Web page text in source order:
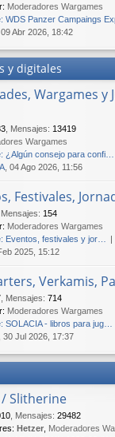
Moderadores Wargames
WDS Panzer Campaings
, 09 Abr 2026, 18:42
y digitales
Wargames y
Mensajes: 13419
Wargames
¿Algún consejo para confi…
, 04 Ago 2026, 11:56
Festivales,
Mensajes: 154
Moderadores Wargames
Eventos, festivales y jor…
2025, 15:12
Verkamis,
Mensajes: 714
Moderadores Wargames
SOLACIA - libros para jug…
, 30 Jul 2026, 17:37
Slitherine
Mensajes: 29482
Hetzer Moderadores